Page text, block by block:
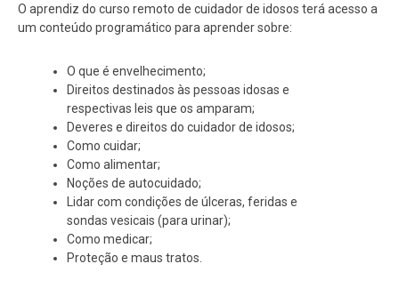
O aprendiz do curso remoto de cuidador de idosos terá acesso a
um conteúdo programático para aprender sobre:
O que é envelhecimento;
Direitos destinados às pessoas idosas e
respectivas leis que os amparam;
Deveres e direitos do cuidador de idosos;
Como cuidar;
Como alimentar;
Noções de autocuidado;
Lidar com condições de úlceras, feridas e
sondas vesicais (para urinar);
Como medicar;
Proteção e maus tratos.